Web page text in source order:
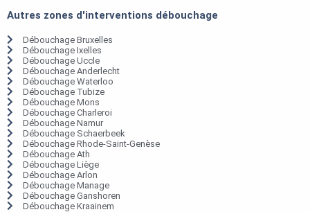
Autres zones d'interventions débouchage
Débouchage Bruxelles
Débouchage Ixelles
Débouchage Uccle
Débouchage Anderlecht
Débouchage Waterloo
Débouchage Tubize
Débouchage Mons
Débouchage Charleroi
Débouchage Namur
Débouchage Schaerbeek
Débouchage Rhode-Saint-Genèse
Débouchage Ath
Débouchage Liège
Débouchage Arlon
Débouchage Manage
Débouchage Ganshoren
Débouchage Kraainem